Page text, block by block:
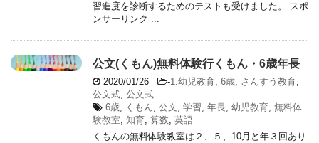
習進度を診断するためのテストも受けました。 スポ
ンサーリンク ...
公文(くもん)無料体験行くもん・6歳年長
2020/01/26 -1.幼児教育, 6歳, さんすう教育,
公文式, 公文式
6歳, くもん, 公文, 学習, 年長, 幼児教育, 無料体
験教室, 知育, 算数, 英語
くもんの無料体験教室は２、５、10月と年３回あり